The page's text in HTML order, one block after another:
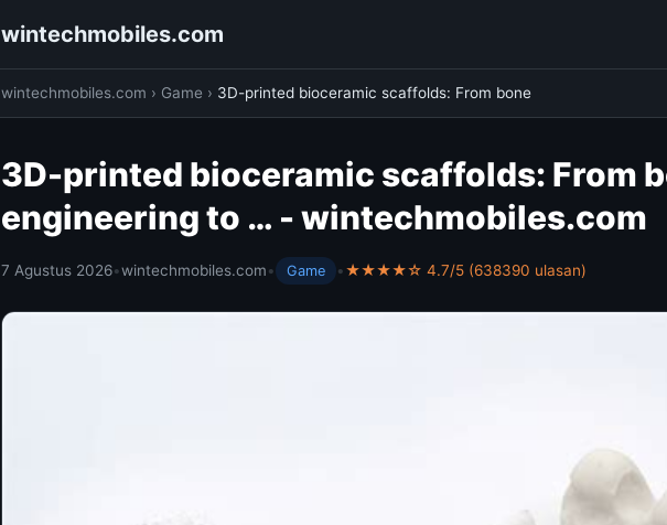
wintechmobiles.com
wintechmobiles.com › Game › 3D-printed bioceramic scaffolds: From bone
3D-printed bioceramic scaffolds: From
engineering to … - wintechmobiles.com
7 Agustus 2026•wintechmobiles.com• Game •★★★★☆ 4.7/5 (638390 ulasan)